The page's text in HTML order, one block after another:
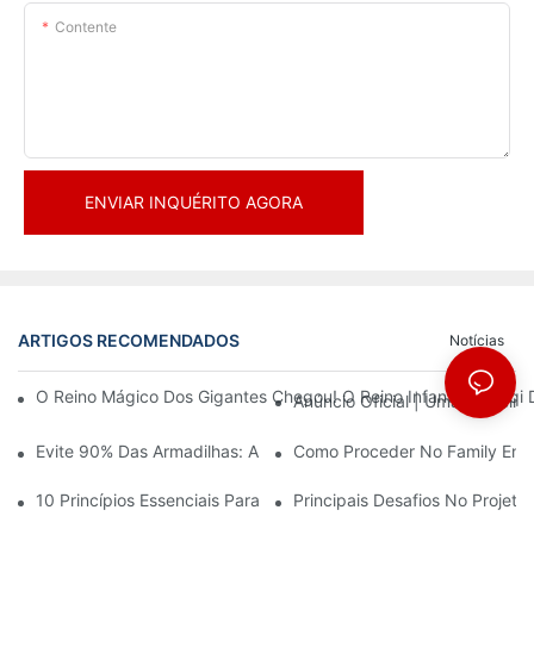
Contente
ENVIAR INQUÉRITO AGORA
ARTIGOS RECOMENDADOS Notícias
O Reino Mágico Dos Gigantes Chegou! O Reino Infantil
Anúncio Oficial | Uma
Evite 90% Das Armadilhas: Ao Investir Em Um Centro
Como Proceder No Family
10 Princípios Essenciais Para O Sucesso No Design De
Principais Desafios No